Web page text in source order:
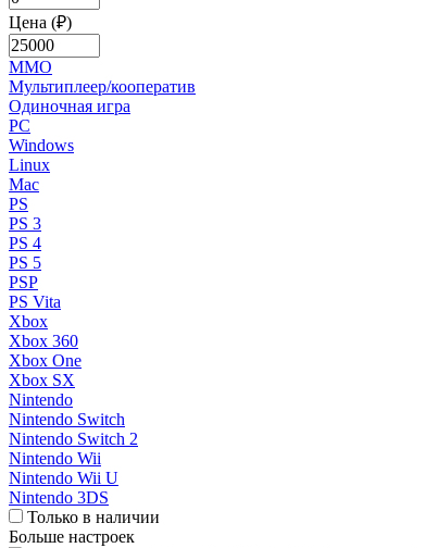
Цена (₽)
MMO
Мультиплеер/кооператив
Одиночная игра
PC
Windows
Linux
Mac
PS
PS 3
PS 4
PS 5
PSP
PS Vita
Xbox
Xbox 360
Xbox One
Xbox SX
Nintendo
Nintendo Switch
Nintendo Switch 2
Nintendo Wii
Nintendo Wii U
Nintendo 3DS
Только в наличии
Больше настроек